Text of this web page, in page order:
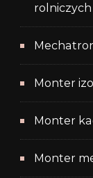
rolniczych
Monter
Monter
Monter